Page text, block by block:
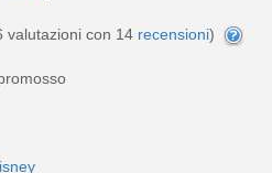
valutazioni con 14 recensioni)